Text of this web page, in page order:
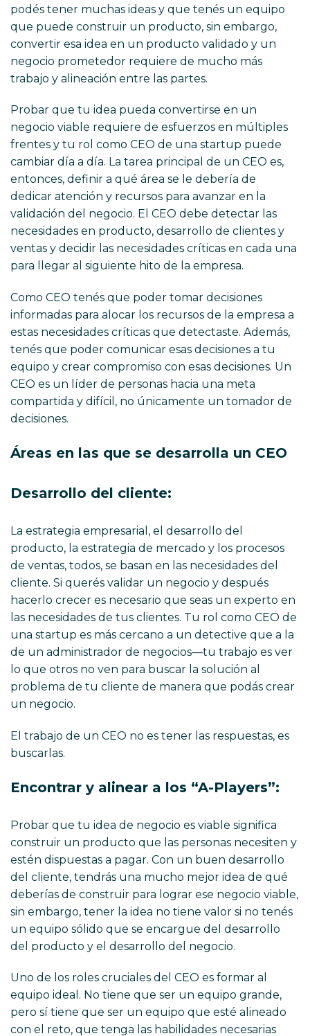
podés tener muchas ideas y que tenés un equipo
que puede construir un producto, sin embargo,
convertir esa idea en un producto validado y un
negocio prometedor requiere de mucho más
trabajo y alineación entre las partes.
Probar que tu idea pueda convertirse en un
negocio viable requiere de esfuerzos en múltiples
frentes y tu rol como CEO de una startup puede
cambiar día a día. La tarea principal de un CEO es,
entonces, definir a qué área se le debería de
dedicar atención y recursos para avanzar en la
validación del negocio. El CEO debe detectar las
necesidades en producto, desarrollo de clientes y
ventas y decidir las necesidades críticas en cada una
para llegar al siguiente hito de la empresa.
Como CEO tenés que poder tomar decisiones
informadas para alocar los recursos de la empresa a
estas necesidades críticas que detectaste. Además,
tenés que poder comunicar esas decisiones a tu
equipo y crear compromiso con esas decisiones. Un
CEO es un líder de personas hacia una meta
compartida y difícil, no únicamente un tomador de
decisiones.
Áreas en las que se desarrolla un CEO
Desarrollo del cliente:
La estrategia empresarial, el desarrollo del
producto, la estrategia de mercado y los procesos
de ventas, todos, se basan en las necesidades del
cliente. Si querés validar un negocio y después
hacerlo crecer es necesario que seas un experto en
las necesidades de tus clientes. Tu rol como CEO de
una startup es más cercano a un detective que a la
de un administrador de negocios—tu trabajo es ver
lo que otros no ven para buscar la solución al
problema de tu cliente de manera que podás crear
un negocio.
El trabajo de un CEO no es tener las respuestas, es
buscarlas.
Encontrar y alinear a los “A-Players”:
Probar que tu idea de negocio es viable significa
construir un producto que las personas necesiten y
estén dispuestas a pagar. Con un buen desarrollo
del cliente, tendrás una mucho mejor idea de qué
deberías de construir para lograr ese negocio viable,
sin embargo, tener la idea no tiene valor si no tenés
un equipo sólido que se encargue del desarrollo
del producto y el desarrollo del negocio.
Uno de los roles cruciales del CEO es formar al
equipo ideal. No tiene que ser un equipo grande,
pero sí tiene que ser un equipo que esté alineado
con el reto, que tenga las habilidades necesarias